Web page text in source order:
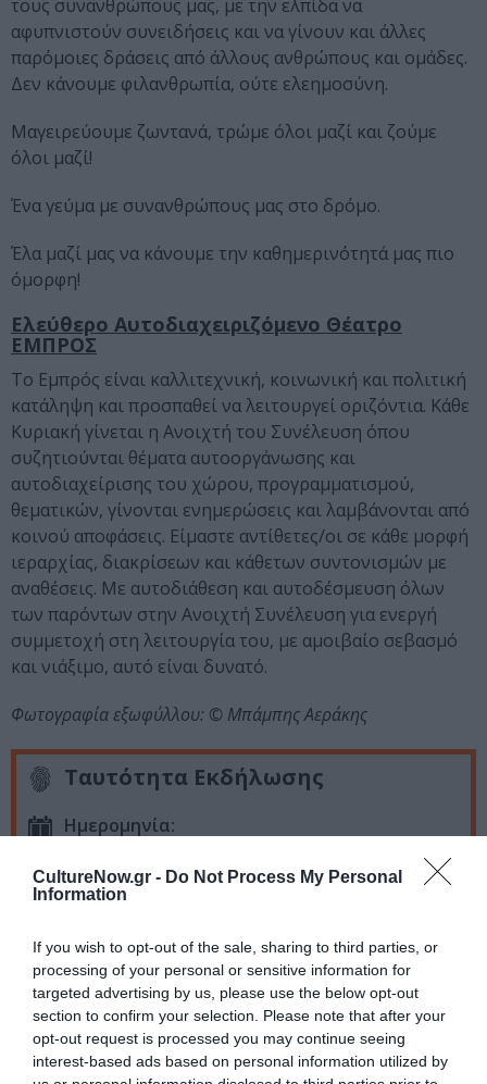
CultureNow.gr - Do Not Process My Personal
Information
If you wish to opt-out of the sale, sharing to third parties, or
processing of your personal or sensitive information for
targeted advertising by us, please use the below opt-out
section to confirm your selection. Please note that after your
opt-out request is processed you may continue seeing
interest-based ads based on personal information utilized by
τους συνανθρώπους μας, με την ελπίδα να
αφυπνιστούν συνειδήσεις και να γίνουν και άλλες
παρόμοιες δράσεις από άλλους ανθρώπους και ομάδες.
Δεν κάνουμε φιλανθρωπία, ούτε ελεημοσύνη.
Μαγειρεύουμε ζωντανά, τρώμε όλοι μαζί και ζούμε
όλοι μαζί!
Ένα γεύμα με συνανθρώπους μας στο δρόμο.
Έλα μαζί μας να κάνουμε την καθημερινότητά μας πιο
όμορφη!
Ελεύθερο Αυτοδιαχειριζόμενο Θέατρο
ΕΜΠΡΟΣ
Το Εμπρός είναι καλλιτεχνική, κοινωνική και πολιτική
κατάληψη και προσπαθεί να λειτουργεί οριζόντια. Κάθε
Κυριακή γίνεται η Ανοιχτή του Συνέλευση όπου
συζητιούνται θέματα αυτoοργάνωσης και
αυτοδιαχείρισης του χώρου, προγραμματισμού,
θεματικών, γίνονται ενημερώσεις και λαμβάνονται από
κοινού αποφάσεις. Είμαστε αντίθετες/οι σε κάθε μορφή
ιεραρχίας, διακρίσεων και κάθετων συντονισμών με
αναθέσεις. Με αυτοδιάθεση και αυτοδέσμευση όλων
των παρόντων στην Ανοιχτή Συνέλευση για ενεργή
συμμετοχή στη λειτουργία του, με αμοιβαίο σεβασμό
και νιάξιμο, αυτό είναι δυνατό.
Φωτογραφία εξωφύλλου: © Μπάμπης Αεράκης
Ταυτότητα Εκδήλωσης
Ημερομηνία:
07/09/2017 08/09/2017
09/09/2017
Εγκαίνια: Πέμπτη 7 Σεπτεμβρίου στις 20.00
Τοποθεσία:
Θέατρο Εμπρός, Ρήγα Παλαμήδου 2, Ψυρρή
Θέατρο Εμπρός